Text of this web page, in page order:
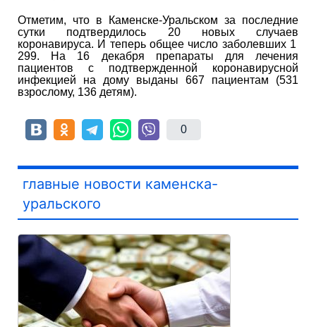
Отметим, что в Каменске-Уральском за последние
сутки подтвердилось 20 новых случаев
коронавируса. И теперь общее число заболевших 1
299. На 16 декабря препараты для лечения
пациентов с подтвержденной коронавирусной
инфекцией на дому выданы 667 пациентам (531
взрослому, 136 детям).
0
главные новости каменска-
уральского